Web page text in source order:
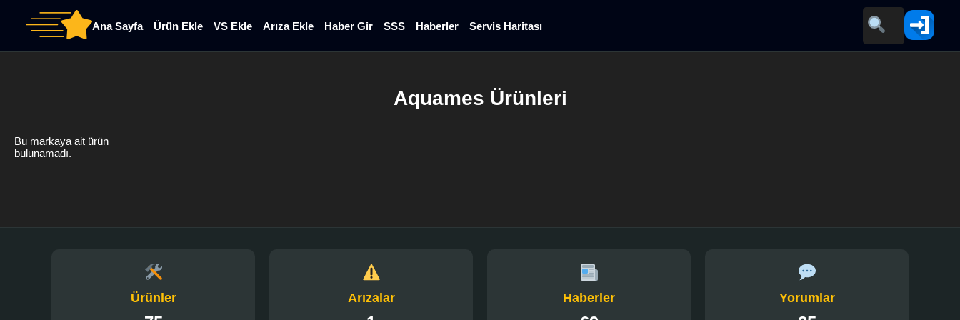
Ana Sayfa Ürün Ekle VS Ekle Arıza Ekle Haber Gir SSS Haberler Servis Haritası
Aquames Ürünleri
Bu markaya ait ürün
bulunamadı.
Ürünler Arızalar Haberler Yorumlar